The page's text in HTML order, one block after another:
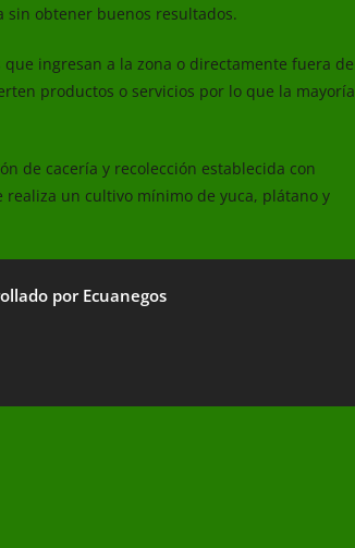
sin obtener buenos resultados.
ingresan a la zona o directamente fuera de
productos o servicios por lo que la mayoría
de cacería y recolección establecida con
un cultivo mínimo de yuca, plátano y
por Ecuanegos